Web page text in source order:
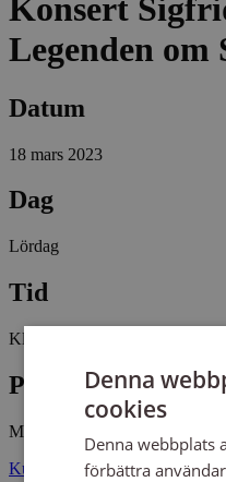
Konsert
Legenden
Datum
18 mars 2023
Dag
Lördag
Tid
Kl 17:00 - 18:00
Plats
Mariakyrkan Växjö
Kungsgatan 117 35244
Denna
cookies
Denna webbplats
förbättra